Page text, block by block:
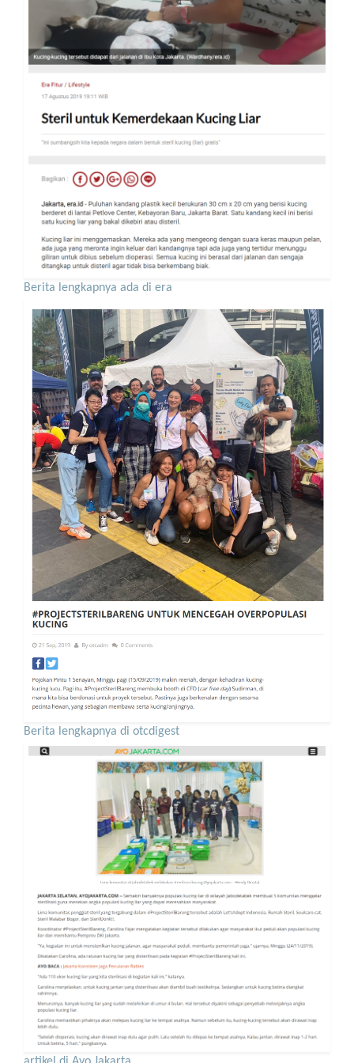
Berita lengkapnya ada di era
Berita lengkapnya di otcdigest